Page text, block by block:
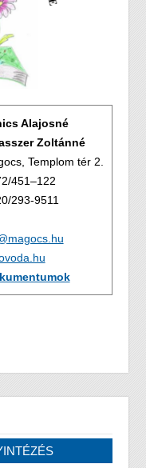
Alajosné
Zoltánné
Templom tér 2.
451–122
293-9511